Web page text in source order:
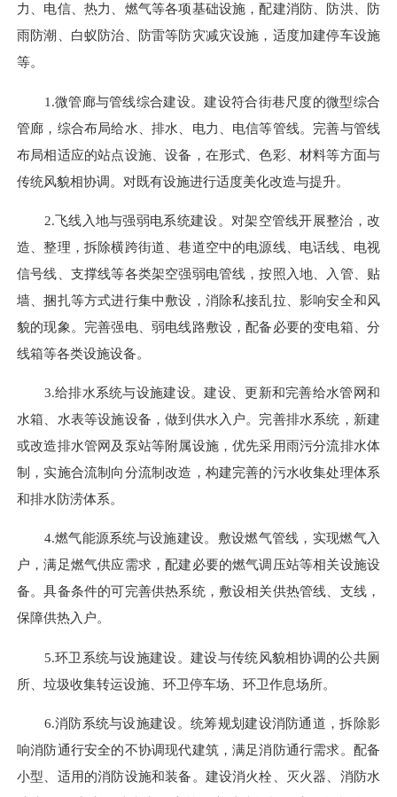
力、电信、热力、燃气等各项基础设施，配建消防、防洪、防
雨防潮、白蚁防治、防雷等防灾减灾设施，适度加建停车设施
等。
1.微管廊与管线综合建设。建设符合街巷尺度的微型综合
管廊，综合布局给水、排水、电力、电信等管线。完善与管线
布局相适应的站点设施、设备，在形式、色彩、材料等方面与
传统风貌相协调。对既有设施进行适度美化改造与提升。
2.飞线入地与强弱电系统建设。对架空管线开展整治，改
造、整理，拆除横跨街道、巷道空中的电源线、电话线、电视
信号线、支撑线等各类架空强弱电管线，按照入地、入管、贴
墙、捆扎等方式进行集中敷设，消除私接乱拉、影响安全和风
貌的现象。完善强电、弱电线路敷设，配备必要的变电箱、分
线箱等各类设施设备。
3.给排水系统与设施建设。建设、更新和完善给水管网和
水箱、水表等设施设备，做到供水入户。完善排水系统，新建
或改造排水管网及泵站等附属设施，优先采用雨污分流排水体
制，实施合流制向分流制改造，构建完善的污水收集处理体系
和排水防涝体系。
4.燃气能源系统与设施建设。敷设燃气管线，实现燃气入
户，满足燃气供应需求，配建必要的燃气调压站等相关设施设
备。具备条件的可完善供热系统，敷设相关供热管线、支线，
保障供热入户。
5.环卫系统与设施建设。建设与传统风貌相协调的公共厕
所、垃圾收集转运设施、环卫停车场、环卫作息场所。
6.消防系统与设施建设。统筹规划建设消防通道，拆除影
响消防通行安全的不协调现代建筑，满足消防通行需求。配备
小型、适用的消防设施和装备。建设消火栓、灭火器、消防水